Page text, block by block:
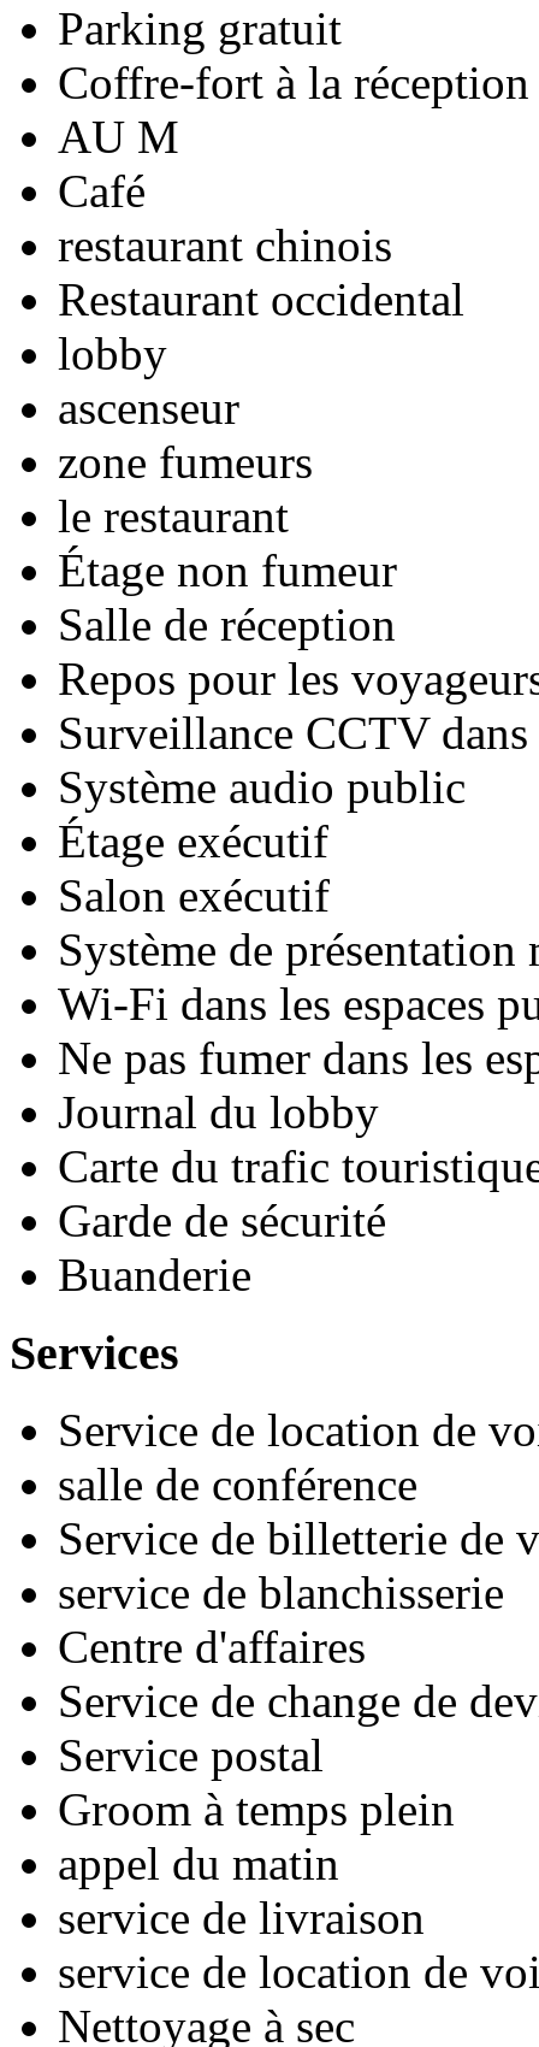
Parking gratuit
Coffre-fort à la réception
AU M
Café
restaurant chinois
Restaurant occidental
lobby
ascenseur
zone fumeurs
le restaurant
Étage non fumeur
Salle de réception
Repos pour les
Surveillance CCTV dans
Système audio public
Étage exécutif
Salon exécutif
Système de
Wi-Fi dans les espaces
Ne pas fumer dans les
Journal du lobby
Carte du trafic
Garde de sécurité
Buanderie
Services
Service de location de
salle de conférence
Service de billetterie de
service de blanchisserie
Centre d'affaires
Service de change de
Service postal
Groom à temps plein
appel du matin
service de livraison
service de location de
Nettoyage à sec